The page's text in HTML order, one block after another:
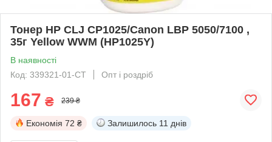
Тонер HP CLJ CP1025/Canon LBP 5050/7100 ,
35г Yellow WWM (HP1025Y)
В наявності
Код: 339321-01-СТ
Опт і роздріб
167 ₴ 239 ₴
Економія 72 ₴ Залишилось 11 днів